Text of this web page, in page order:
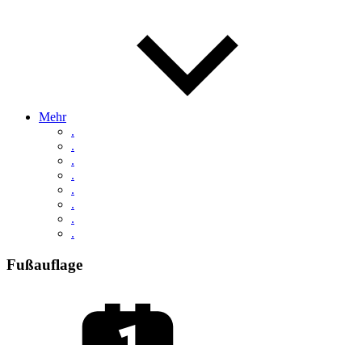
Mehr
.
.
.
.
.
.
.
.
Fußauflage